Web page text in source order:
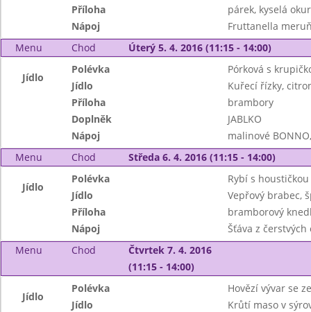
Příloha
párek, kyselá
Nápoj
Fruttanella
Menu
Chod Úterý 5. 4. 2016 (11:15 - 14:00)
Jídlo
Polévka
Pórková s
Jídlo
Kuřecí řízky,
Příloha
brambory
Doplněk
JABLKO
Nápoj
malinové
Menu
Chod Středa 6. 4. 2016 (11:15 - 14:00)
Jídlo
Polévka
Rybí s houstičkou
Jídlo
Vepřový brabec,
Příloha
bramborový
Nápoj
Šťáva z
Menu
Chod
Čtvrtek 7. 4. 2016
(11:15 - 14:00)
Jídlo
Polévka
Hovězí vývar se
Jídlo
Krůtí maso v